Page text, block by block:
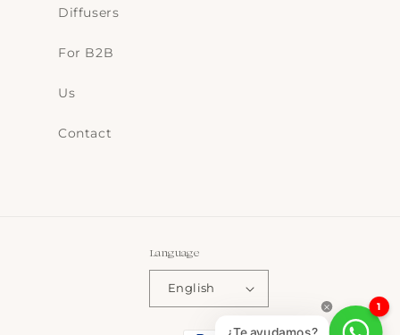
Diffusers
For B2B
Us
Contact
Language
English
1